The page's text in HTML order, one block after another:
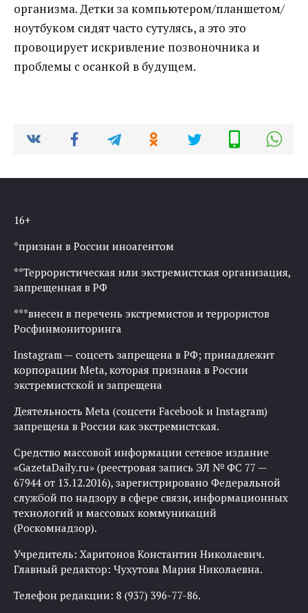
организма. Детки за компьютером/планшетом/
ноутбуком сидят часто сутулясь, а это это
провоцирует искривление позвоночника и
проблемы с осанкой в будущем.
16+
*признан в России иноагентом
**Террористическая или экстремистская организация,
запрещенная в РФ
***внесен в перечень экстремистов и террористов
Росфинмониторинга
Instagram — соцсеть запрещена в РФ; принадлежит
корпорации Meta, которая признана в России
экстремистской и запрещена
Деятельность Meta (соцсети Facebook и Instagram)
запрещена в России как экстремистская.
Средство массовой информации сетевое издание
«GazetaDaily.ru» (реестровая запись ЭЛ № ФС 77 —
67944 от 13.12.2016), зарегистрировано Федеральной
службой по надзору в сфере связи, информационных
технологий и массовых коммуникаций
(Роскомнадзор).
Учредитель: Харитонов Константин Николаевич.
Главный редактор: Чухутова Мария Николаевна.
Телефон редакции: 8 (937) 396-77-86.